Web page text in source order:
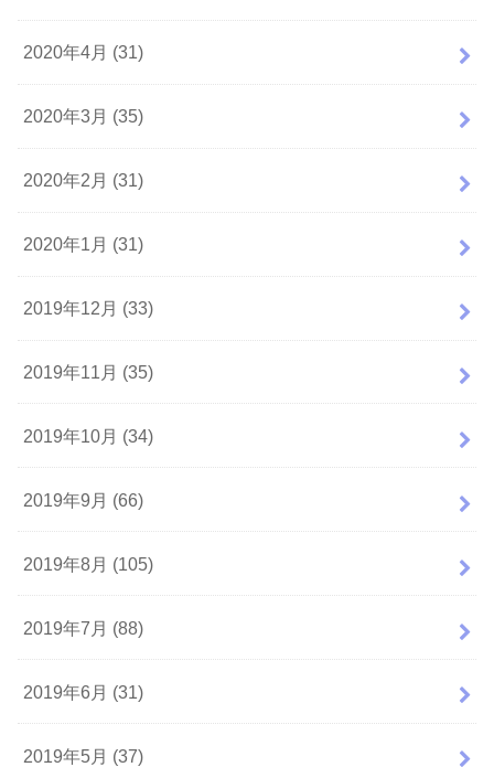
2020年4月 (31)
2020年3月 (35)
2020年2月 (31)
2020年1月 (31)
2019年12月 (33)
2019年11月 (35)
2019年10月 (34)
2019年9月 (66)
2019年8月 (105)
2019年7月 (88)
2019年6月 (31)
2019年5月 (37)